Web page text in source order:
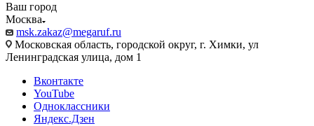
Ваш город
Москва
msk.zakaz@megaruf.ru
Московская область, городской округ, г. Химки, ул
Ленинградская улица, дом 1
Вконтакте
YouTube
Одноклассники
Яндекс.Дзен